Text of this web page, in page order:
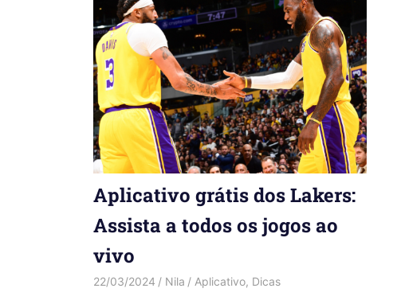
Aplicativo grátis dos Lakers:
Assista a todos os jogos ao
vivo
22/03/2024 Nila Aplicativo, Dicas